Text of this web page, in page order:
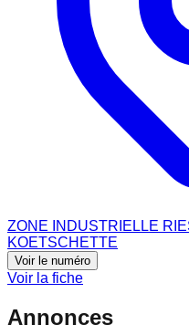
ZONE INDUSTRIELLE
KOETSCHETTE
Voir le numéro
Voir la fiche
Annonces